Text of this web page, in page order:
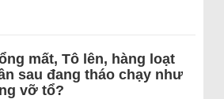
mất, Tô lên, hàng loạt
sau đang tháo chạy như
vỡ tổ?